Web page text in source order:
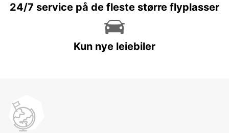
24/7 service på de fleste større flyplasser
Kun nye leiebiler